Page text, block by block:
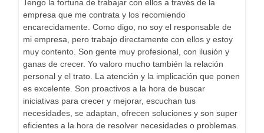
Tengo la fortuna de trabajar con ellos a través de la
empresa que me contrata y los recomiendo
encarecidamente. Como digo, no soy el responsable de
mi empresa, pero trabajo directamente con ellos y estoy
muy contento. Son gente muy profesional, con ilusión y
ganas de crecer. Yo valoro mucho también la relación
personal y el trato. La atención y la implicación que ponen
es excelente. Son proactivos a la hora de buscar
iniciativas para crecer y mejorar, escuchan tus
necesidades, se adaptan, ofrecen soluciones y son super
eficientes a la hora de resolver necesidades o problemas.